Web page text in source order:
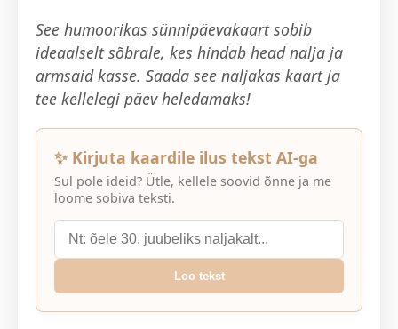
See humoorikas sünnipäevakaart sobib
ideaalselt sõbrale, kes hindab head nalja ja
armsaid kasse. Saada see naljakas kaart ja
tee kellelegi päev heledamaks!
✨ Kirjuta kaardile ilus tekst AI-ga
Sul pole ideid? Ütle, kellele soovid õnne ja me
loome sobiva teksti.
Loo tekst